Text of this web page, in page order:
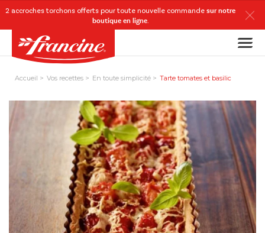
2 accroches torchons offerts pour toute nouvelle commande sur notre
boutique en ligne.
Accueil Vos recettes En toute simplicité Tarte tomates et basilic